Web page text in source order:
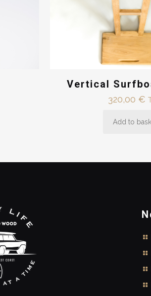
Vertical
320,00 €
Add to